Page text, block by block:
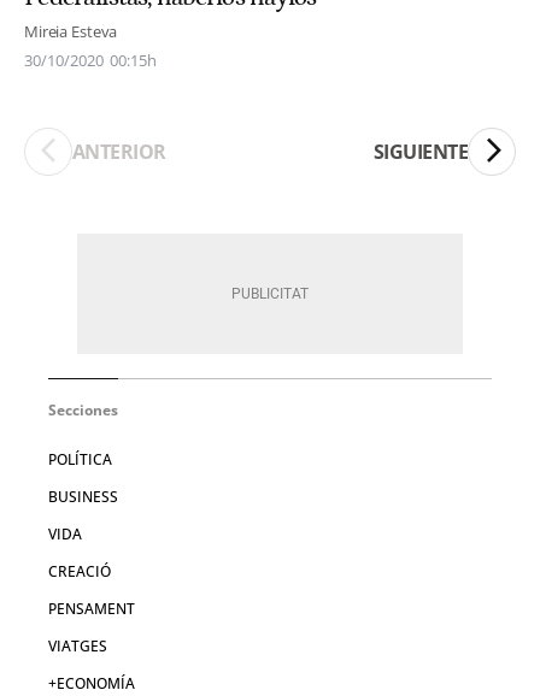
Mireia Esteva
30/10/2020 00:15h
ANTERIOR SIGUIENTE
Secciones
POLÍTICA
BUSINESS
VIDA
CREACIÓ
PENSAMENT
VIATGES
+ECONOMÍA